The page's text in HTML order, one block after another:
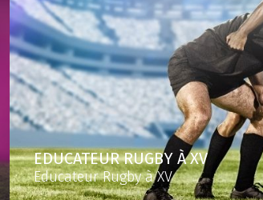
EDUCATEUR RUGBY À XV
Educateur Rugby à XV